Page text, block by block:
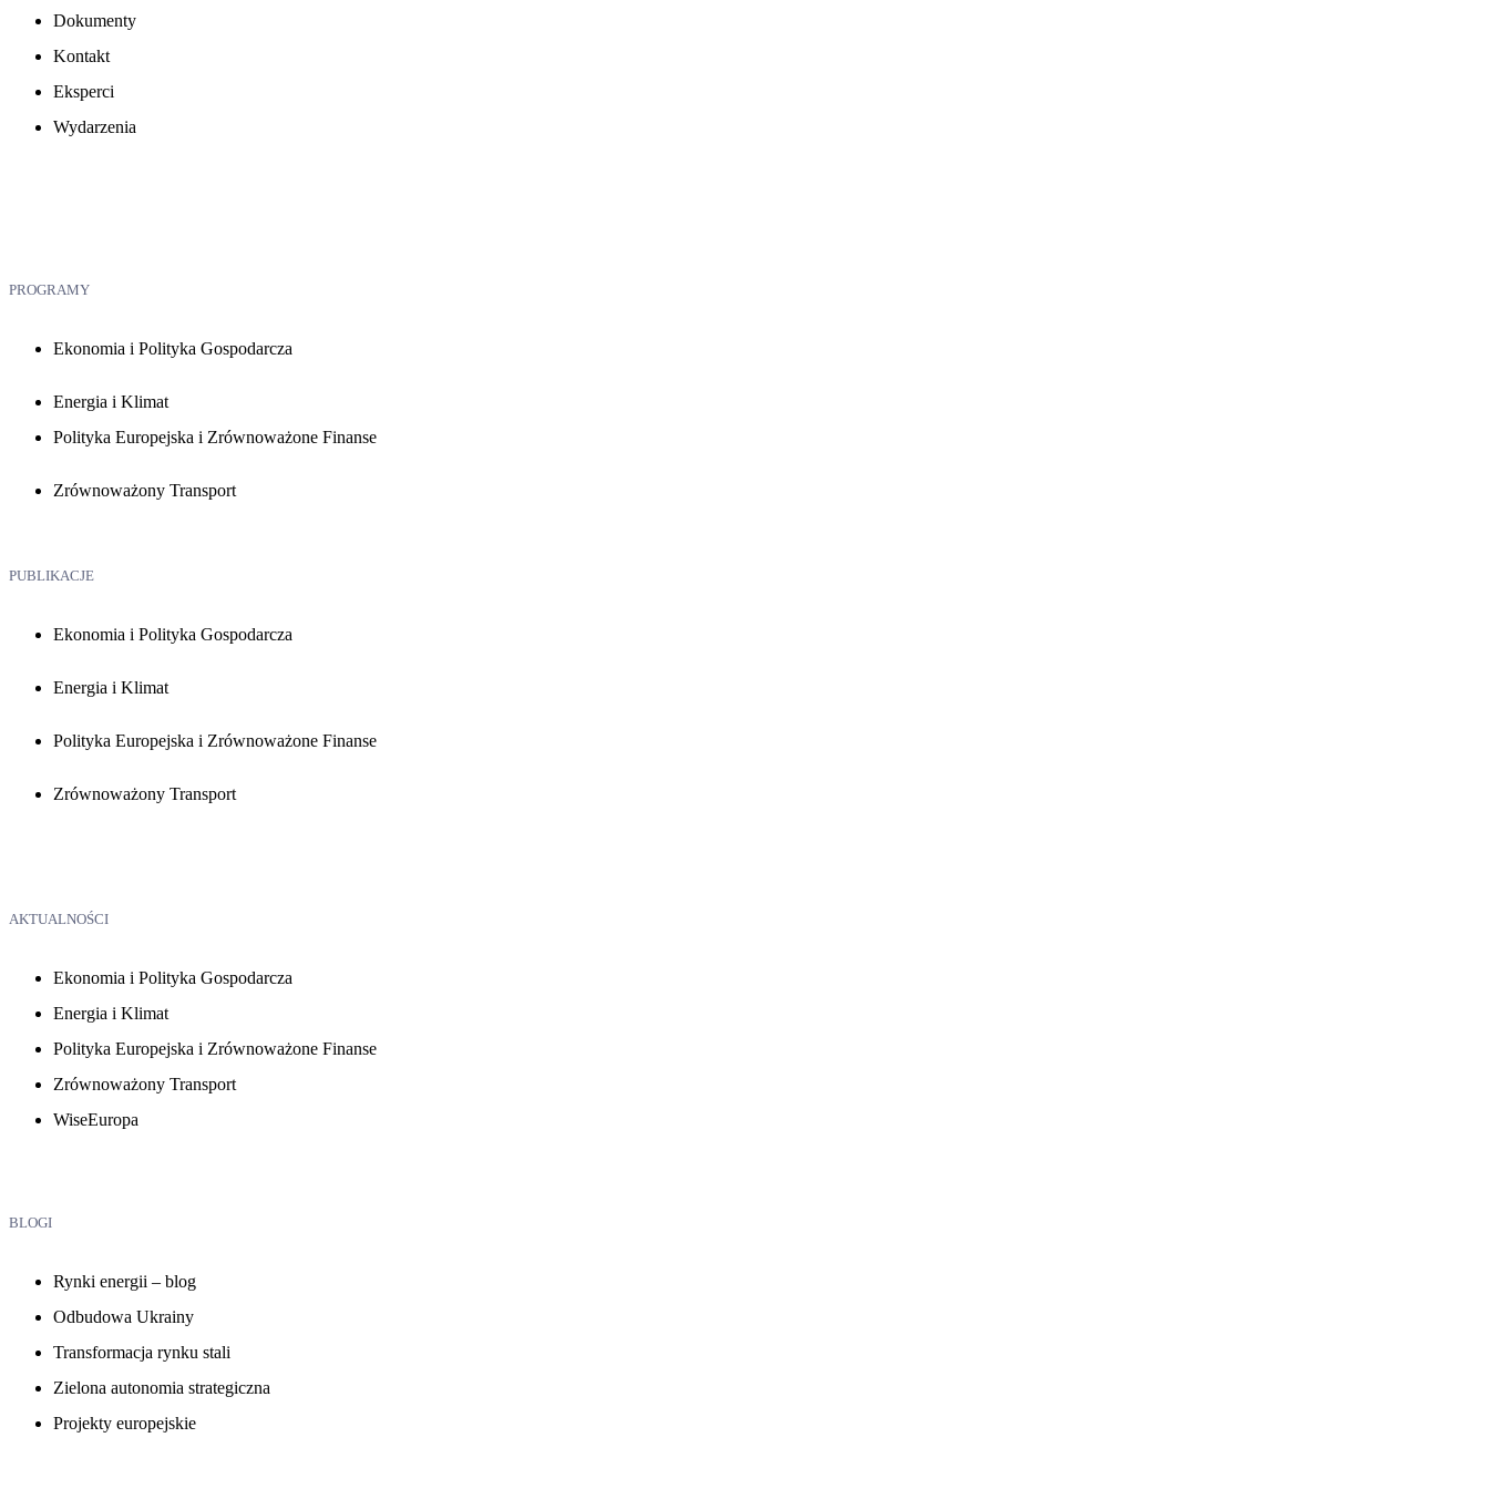
Dokumenty
Kontakt
Eksperci
Wydarzenia
PROGRAMY
Ekonomia i Polityka Gospodarcza
Energia i Klimat
Polityka Europejska i Zrównoważone Finanse
Zrównoważony Transport
PUBLIKACJE
Ekonomia i Polityka Gospodarcza
Energia i Klimat
Polityka Europejska i Zrównoważone Finanse
Zrównoważony Transport
AKTUALNOŚCI
Ekonomia i Polityka Gospodarcza
Energia i Klimat
Polityka Europejska i Zrównoważone Finanse
Zrównoważony Transport
WiseEuropa
BLOGI
Rynki energii – blog
Odbudowa Ukrainy
Transformacja rynku stali
Zielona autonomia strategiczna
Projekty europejskie